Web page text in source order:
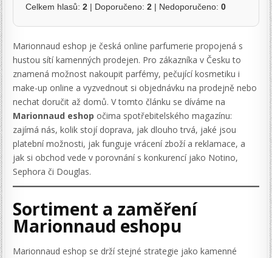
Celkem hlasů:2 | Doporučeno:2 | Nedoporučeno:0
Marionnaud eshop je česká online parfumerie propojená s
hustou sítí kamenných prodejen. Pro zákazníka v Česku to
znamená možnost nakoupit parfémy, pečující kosmetiku i
make-up online a vyzvednout si objednávku na prodejně nebo
nechat doručit až domů. V tomto článku se díváme na
Marionnaud eshop očima spotřebitelského magazínu:
zajímá nás, kolik stojí doprava, jak dlouho trvá, jaké jsou
platební možnosti, jak funguje vrácení zboží a reklamace, a
jak si obchod vede v porovnání s konkurencí jako Notino,
Sephora či Douglas.
Sortiment a zaměření
Marionnaud eshopu
Marionnaud eshop se drží stejné strategie jako kamenné